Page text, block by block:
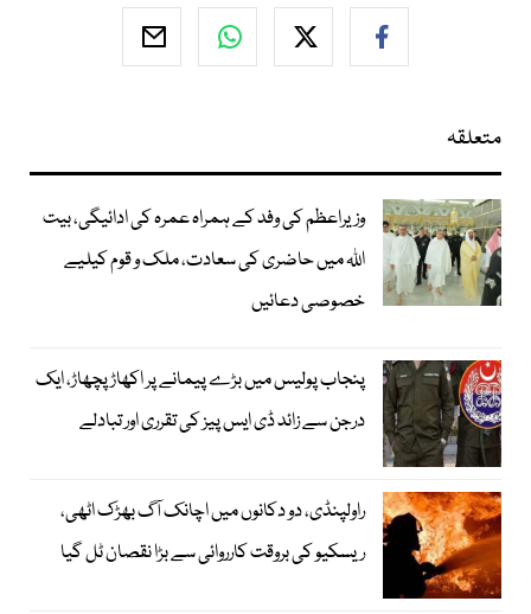
متعلقہ
وزیراعظم کی وفد کے ہمراہ عمرہ کی ادائیگی، بیت
اللہ میں حاضری کی سعادت، ملک و قوم کیلیے
خصوصی دعائیں
پنجاب پولیس میں بڑے پیمانے پر اکھاڑ پچھاڑ، ایک
درجن سے زائد ڈی ایس پیز کی تقرری اور تبادلے
راولپنڈی، دو دکانوں میں اچانک آگ بھڑک اٹھی،
ریسکیو کی بروقت کارروائی سے بڑا نقصان ٹل گیا